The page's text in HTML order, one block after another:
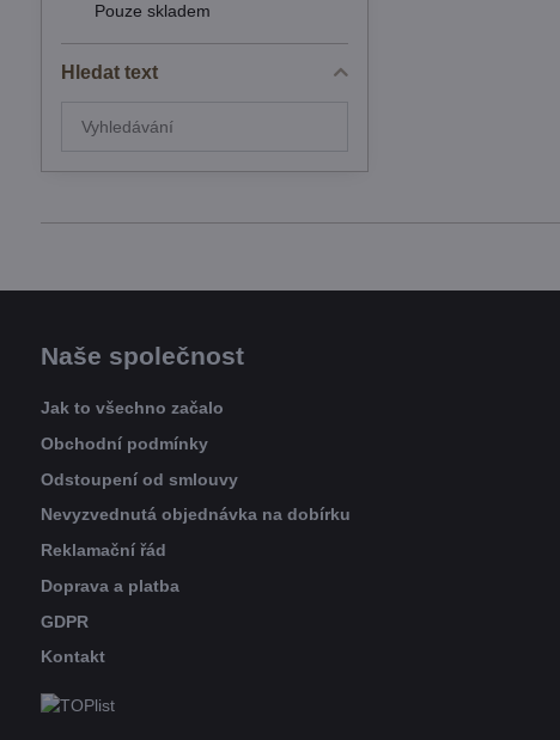
Pouze skladem
Hledat text
výsledky
filtru
Naše společnost
Jak to všechno začalo
Obchodní podmínky
Odstoupení od smlouvy
Nevyzvednutá objednávka na dobírku
Reklamační řád
Doprava a platba
GDPR
Kontakt